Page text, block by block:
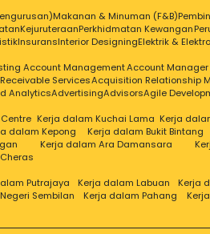
Makanan & Minuman (F&B)
KejuruteraanPerkhidmatan Kewangan
InsuransInterior DesigningElektrik &
Account ManagementAccount Manager
ServicesAcquisition Relationship
AnalyticsAdvertisingAdvisorsAgile
Kerja dalam Kuchai Lama Kerja
dalam Kepong Kerja dalam Bukit Bintang
Kerja dalam Ara Damansara
Putrajaya Kerja dalam Labuan Kerja
Sembilan Kerja dalam Pahang